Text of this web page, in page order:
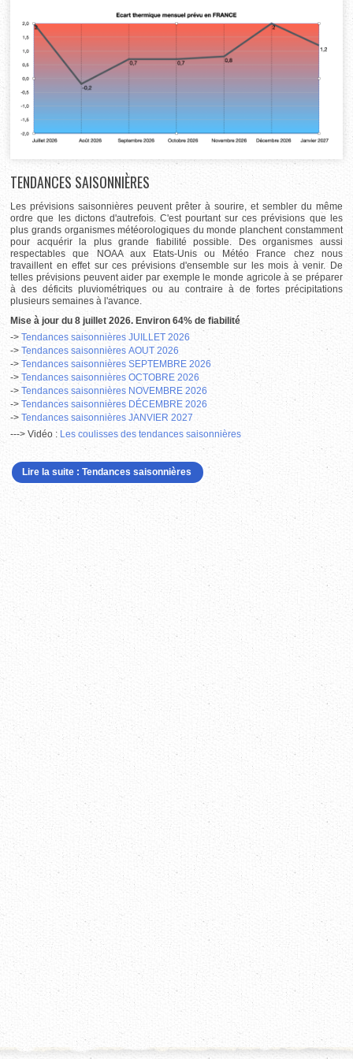
TENDANCES SAISONNIÈRES
Les prévisions saisonnières peuvent prêter à sourire, et sembler du même
ordre que les dictons d'autrefois. C'est pourtant sur ces prévisions que les
plus grands organismes météorologiques du monde planchent constamment
pour acquérir la plus grande fiabilité possible. Des organismes aussi
respectables que NOAA aux Etats-Unis ou Météo France chez nous
travaillent en effet sur ces prévisions d'ensemble sur les mois à venir. De
telles prévisions peuvent aider par exemple le monde agricole à se préparer
à des déficits pluviométriques ou au contraire à de fortes précipitations
plusieurs semaines à l'avance.
Mise à jour du 8 juillet 2026. Environ 64% de fiabilité
->Tendances saisonnières JUILLET 2026
->Tendances saisonnières AOUT 2026
->Tendances saisonnières SEPTEMBRE 2026
->Tendances saisonnières OCTOBRE 2026
->Tendances saisonnières NOVEMBRE 2026
->Tendances saisonnières DÉCEMBRE 2026
->Tendances saisonnières JANVIER 2027
---> Vidéo : Les coulisses des tendances saisonnières
Lire la suite : Tendances saisonnières